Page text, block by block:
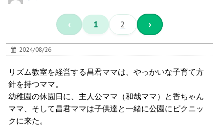
‹ 1 2 ›
2024/08/26
リズム教室を経営する昌君ママは、やっかいな子育て方
針を持つママ。
幼稚園の休園日に、主人公ママ（和哉ママ）と香ちゃん
ママ、そして昌君ママは子供達と一緒に公園にピクニッ
クに来た。